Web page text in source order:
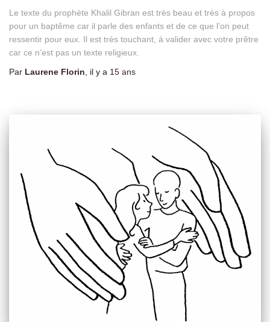
Le texte du prophète Khalil Gibran est très beau et très à propos
pour un baptême car il parle des enfants et de ce que l’on peut
ressentir pour eux. Il est très touchant, à valider avec votre prêtre
car ce n’est pas un texte religieux.
Par Laurene Florin , il y a 15 ans